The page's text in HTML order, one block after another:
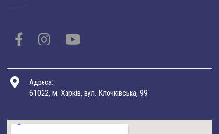
Адреса:
61022, м. Харків, вул. Клочківська, 99